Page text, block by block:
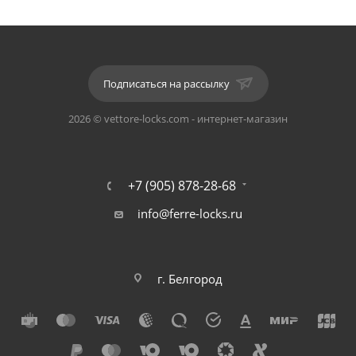
Подписаться на рассылку
2026 © vettore-locks.com - интернет-магазин
+7 (905) 878-28-68
info@ferre-locks.ru
г. Белгород